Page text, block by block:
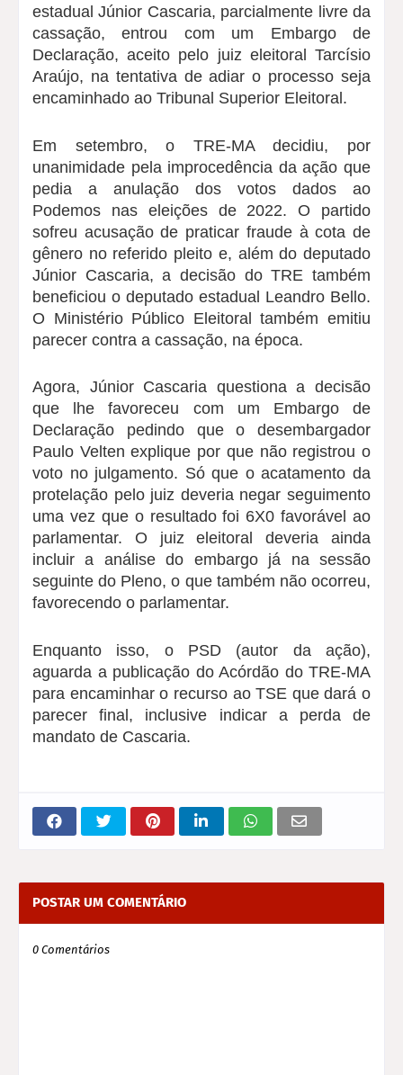
estadual Júnior Cascaria, parcialmente livre da
cassação, entrou com um Embargo de
Declaração, aceito pelo juiz eleitoral Tarcísio
Araújo, na tentativa de adiar o processo seja
encaminhado ao Tribunal Superior Eleitoral.
Em setembro, o TRE-MA decidiu, por
unanimidade pela improcedência da ação que
pedia a anulação dos votos dados ao
Podemos nas eleições de 2022. O partido
sofreu acusação de praticar fraude à cota de
gênero no referido pleito e, além do deputado
Júnior Cascaria, a decisão do TRE também
beneficiou o deputado estadual Leandro Bello.
O Ministério Público Eleitoral também emitiu
parecer contra a cassação, na época.
Agora, Júnior Cascaria questiona a decisão
que lhe favoreceu com um Embargo de
Declaração pedindo que o desembargador
Paulo Velten explique por que não registrou o
voto no julgamento. Só que o acatamento da
protelação pelo juiz deveria negar seguimento
uma vez que o resultado foi 6X0 favorável ao
parlamentar. O juiz eleitoral deveria ainda
incluir a análise do embargo já na sessão
seguinte do Pleno, o que também não ocorreu,
favorecendo o parlamentar.
Enquanto isso, o PSD (autor da ação),
aguarda a publicação do Acórdão do TRE-MA
para encaminhar o recurso ao TSE que dará o
parecer final, inclusive indicar a perda de
mandato de Cascaria.
POSTAR UM COMENTÁRIO
0 Comentários